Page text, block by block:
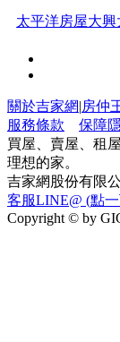
太平洋房屋大
太平洋房屋苗
太平洋房屋樹
太平洋房屋友成
1071號
21世紀不動產
73、7
太平洋房屋羅東
關於吉家網|房仲
服務條款
保障
買屋、賣屋、租
理想的家。
吉家網股份有限
客服LINE@ (點
Copyright © by